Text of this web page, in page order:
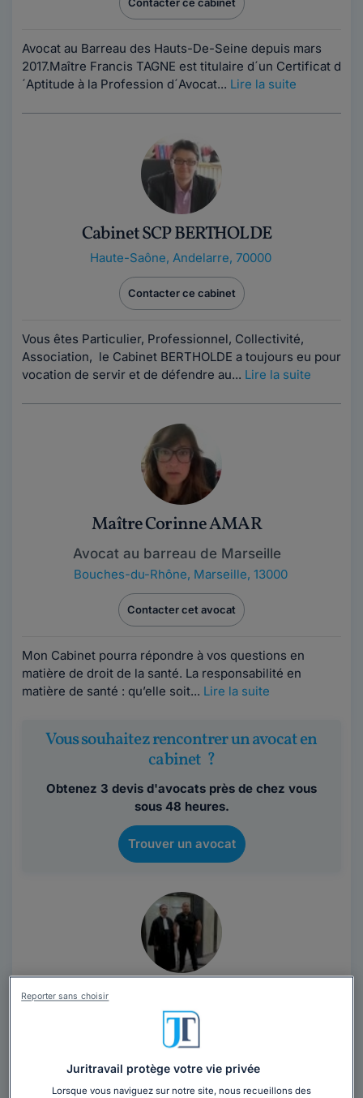
Avocat au Barreau des Hauts-De-Seine depuis mars
2017.Maître Francis TAGNE est titulaire d´un Certificat d
´Aptitude à la Profession d´Avocat... Lire la suite
Cabinet SCP BERTHOLDE
Haute-Saône, Andelarre, 70000
Contacter ce cabinet
Vous êtes Particulier, Professionnel, Collectivité,
Association, le Cabinet BERTHOLDE a toujours eu pour
vocation de servir et de défendre au... Lire la suite
Maître Corinne AMAR
Avocat au barreau de Marseille
Bouches-du-Rhône, Marseille, 13000
Contacter cet avocat
Mon Cabinet pourra répondre à vos questions en
matière de droit de la santé. La responsabilité en
matière de santé : qu’elle soit... Lire la suite
Vous souhaitez rencontrer un avocat en
cabinet ?
Obtenez 3 devis d'avocats près de chez vous
sous 48 heures.
Trouver un avocat
Avocat au barreau de Meaux
Seine-et-Marne,Meaux, 77100
19 années d'expérience
Juritravail protège votre vie privée
Lorsque vous naviguez sur notre site, nous recueillons des
Reporter sans choisir